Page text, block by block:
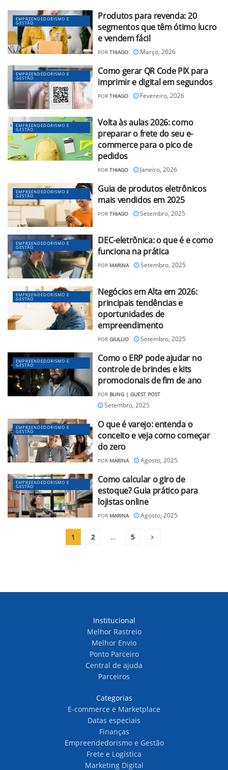
EMPREENDEDORISMO E
GESTÃO
Produtos para revenda: 20
segmentos que têm ótimo lucro
e vendem fácil
POR THIAGO Março, 2026
EMPREENDEDORISMO E
GESTÃO
Como gerar QR Code PIX para
imprimir e digital em segundos
POR THIAGO Fevereiro, 2026
EMPREENDEDORISMO E
GESTÃO
Volta às aulas 2026: como
preparar o frete do seu e-
commerce para o pico de
pedidos
POR THIAGO Janeiro, 2026
EMPREENDEDORISMO E
GESTÃO
Guia de produtos eletrônicos
mais vendidos em 2025
POR THIAGO Setembro, 2025
EMPREENDEDORISMO E
GESTÃO
DEC-eletrônica: o que é e como
funciona na prática
POR MARINA Setembro, 2025
EMPREENDEDORISMO E
GESTÃO
Negócios em Alta em 2026:
principais tendências e
oportunidades de
empreendimento
POR GIULLIO Setembro, 2025
EMPREENDEDORISMO E
GESTÃO
Como o ERP pode ajudar no
controle de brindes e kits
promocionais de fim de ano
POR BLING | GUEST POST
Setembro, 2025
EMPREENDEDORISMO E
GESTÃO
O que é varejo: entenda o
conceito e veja como começar
do zero
POR MARINA Agosto, 2025
EMPREENDEDORISMO E
GESTÃO
Como calcular o giro de
estoque? Guia prático para
lojistas online
POR MARINA Agosto, 2025
1 2 … 5
Institucional
Melhor Rastreio
Melhor Envio
Ponto Parceiro
Central de ajuda
Parceiros
Categorias
E-commerce e Marketplace
Datas especiais
Finanças
Empreendedorismo e Gestão
Frete e Logística
Marketing Digital